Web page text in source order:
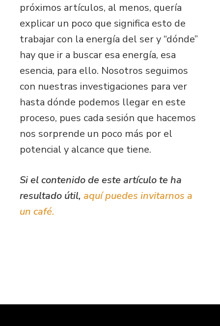
próximos artículos, al menos, quería
explicar un poco que significa esto de
trabajar con la energía del ser y “dónde”
hay que ir a buscar esa energía, esa
esencia, para ello. Nosotros seguimos
con nuestras investigaciones para ver
hasta dónde podemos llegar en este
proceso, pues cada sesión que hacemos
nos sorprende un poco más por el
potencial y alcance que tiene.
Si el contenido de este artículo te ha
resultado útil, aquí puedes invitarnos a
un café.